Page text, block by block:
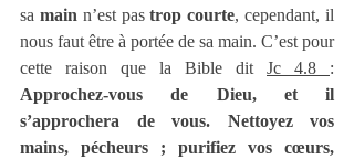
sa main n’est pas trop courte, cependant, il
nous faut être à portée de sa main. C’est pour
cette raison que la Bible dit Jc 4.8
Approchez-vous de Dieu, et il
s’approchera de vous. Nettoyez vos
mains, pécheurs ; purifiez vos cœurs,